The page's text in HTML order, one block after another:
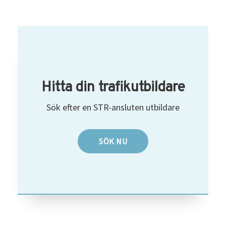
Hitta din trafikutbildare
Sök efter en STR-ansluten utbildare
SÖK NU